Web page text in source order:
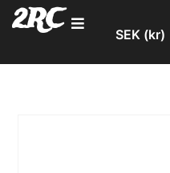
2RC SEK (kr)